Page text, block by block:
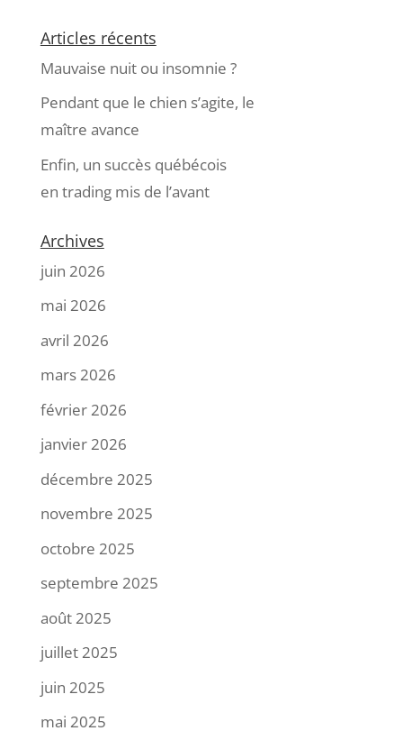
Articles récents
Mauvaise nuit ou insomnie ?
Pendant que le chien s’agite, le
maître avance
Enfin, un succès québécois
en trading mis de l’avant
Archives
juin 2026
mai 2026
avril 2026
mars 2026
février 2026
janvier 2026
décembre 2025
novembre 2025
octobre 2025
septembre 2025
août 2025
juillet 2025
juin 2025
mai 2025